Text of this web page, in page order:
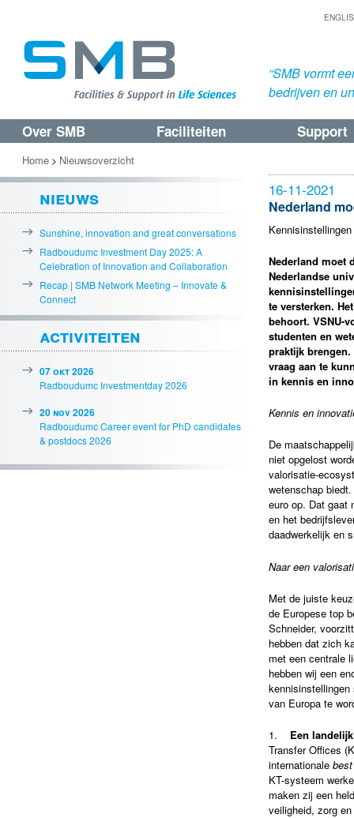
“SMB vormt
bedrijven en
Spring
naar
de
primaire
inhoud
Spring
naar
de
secundaire
inhoud
Over SMB Faciliteiten Support
16-11-2021
Nederland
Nederland moet
Nederlandse
te versterken.
behoort. VSNU-
studenten en
praktijk
vraag aan te
in kennis en
Kennis en
De
niet opgelost
valorisatie-
wetenschap
euro op. Dat gaat
en het
daadwerkelijk en
Naar een
Met de juiste
de Europese top
Schneider,
hebben dat zich
met een centrale
hebben wij een
van Europa te
1. Een
Transfer Offices
internationale
KT-systeem
maken zij een
veiligheid, zorg
Home > Nieuwsoverzicht
nieuws
Sunshine, innovation and great conversations
Radboudumc Investment Day 2025: A
Celebration of Innovation and Collaboration
Recap | SMB Network Meeting – Innovate &
Connect
activiteiten
07 okt 2026
Radboudumc Investmentday 2026
20 nov 2026
Radboudumc Career event for PhD candidates
& postdocs 2026